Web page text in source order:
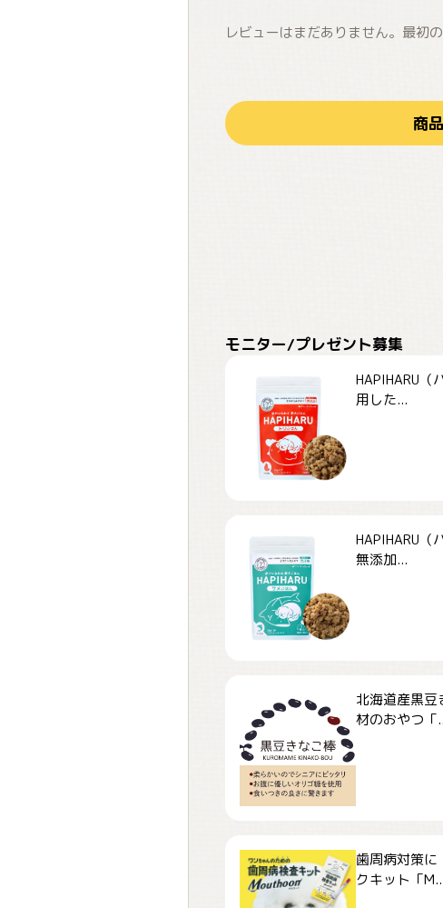
レビューはまだありません。最初
商
モニター/プレゼント募集
HAPIHARU（
用した...
HAPIHARU（
無添加...
北海道産黒
材のおやつ「
歯周病対策に
クキット「